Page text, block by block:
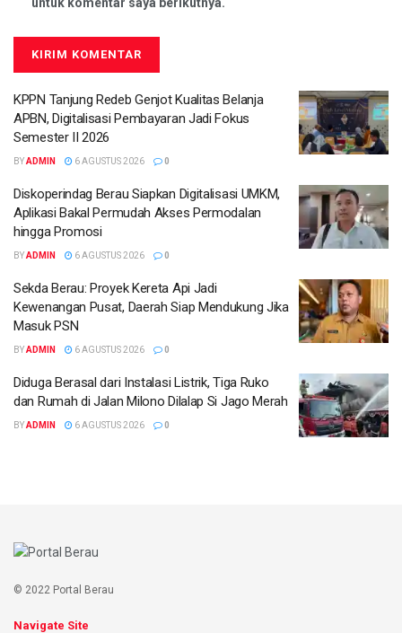
KPPN Tanjung Redeb Genjot Kualitas Belanja
APBN, Digitalisasi Pembayaran Jadi Fokus
Semester II 2026
BYADMIN 6 AGUSTUS 2026 0
Diskoperindag Berau Siapkan Digitalisasi UMKM,
Aplikasi Bakal Permudah Akses Permodalan
hingga Promosi
BYADMIN 6 AGUSTUS 2026 0
Sekda Berau: Proyek Kereta Api Jadi
Kewenangan Pusat, Daerah Siap Mendukung Jika
Masuk PSN
BYADMIN 6 AGUSTUS 2026 0
Diduga Berasal dari Instalasi Listrik, Tiga Ruko
dan Rumah di Jalan Milono Dilalap Si Jago Merah
BYADMIN 6 AGUSTUS 2026 0
© 2022 Portal Berau
Navigate Site